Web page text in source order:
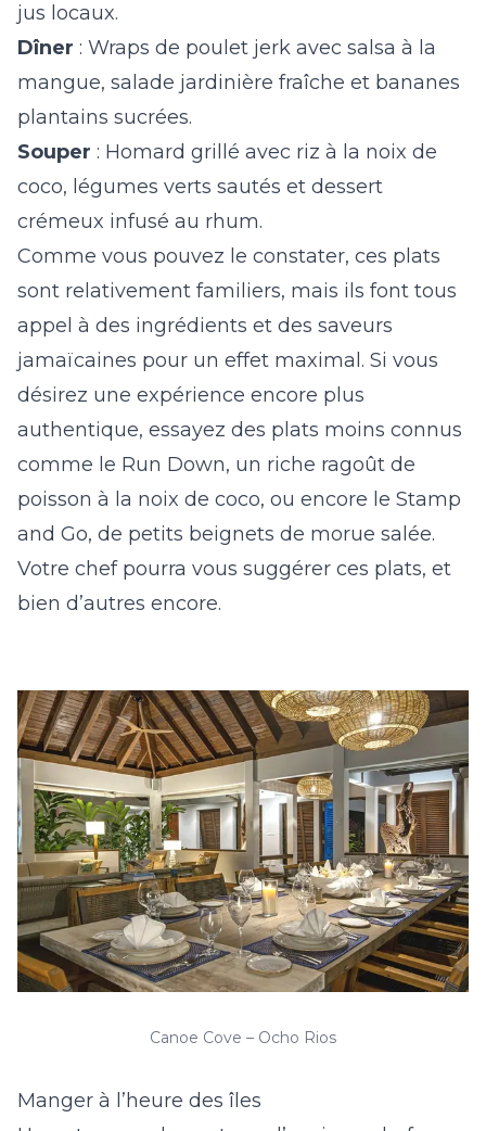
jus locaux.
Dîner : Wraps de poulet jerk avec salsa à la
mangue, salade jardinière fraîche et bananes
plantains sucrées.
Souper : Homard grillé avec riz à la noix de
coco, légumes verts sautés et dessert
crémeux infusé au rhum.
Comme vous pouvez le constater, ces plats
sont relativement familiers, mais ils font tous
appel à des ingrédients et des saveurs
jamaïcaines pour un effet maximal. Si vous
désirez une expérience encore plus
authentique, essayez des plats moins connus
comme le Run Down, un riche ragoût de
poisson à la noix de coco, ou encore le Stamp
and Go, de petits beignets de morue salée.
Votre chef pourra vous suggérer ces plats, et
bien d’autres encore.
Canoe Cove – Ocho Rios
Manger à l’heure des îles